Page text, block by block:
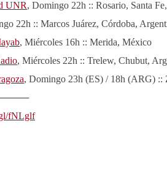
UNR, Domingo 22h :: Rosario, Santa
22h :: Marcos Juárez, Córdoba,
, Miércoles 16h :: Merida, México
, Miércoles 22h :: Trelew, Chubut,
, Domingo 23h (ES) / 18h (ARG) ::
fNLglf